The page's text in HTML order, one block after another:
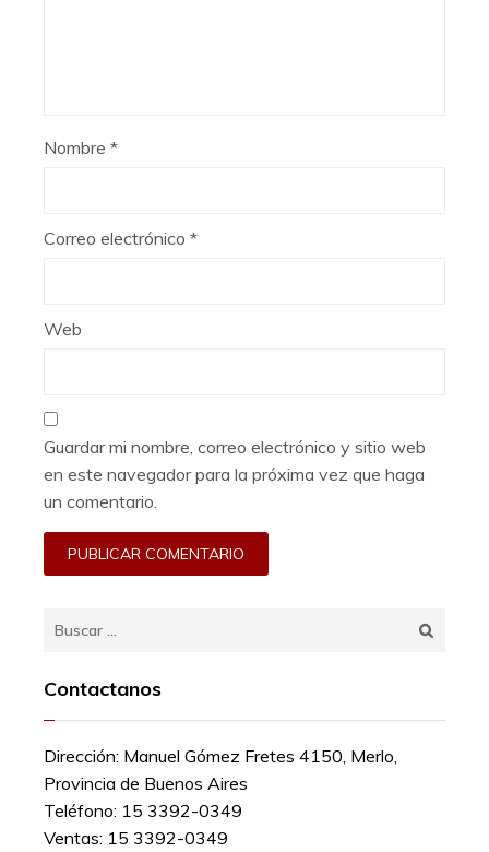
Nombre *
Correo electrónico *
Web
Guardar mi nombre, correo electrónico y sitio web
en este navegador para la próxima vez que haga
un comentario.
Buscar:
Contactanos
Dirección: Manuel Gómez Fretes 4150, Merlo,
Provincia de Buenos Aires
Teléfono: 15 3392-0349
Ventas: 15 3392-0349